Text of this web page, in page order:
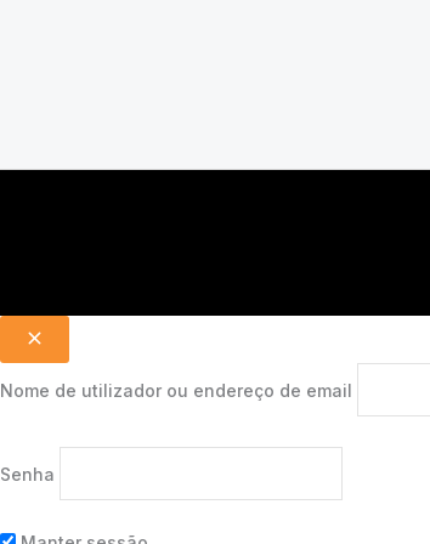
Nome de utilizador ou endereço de email
Senha